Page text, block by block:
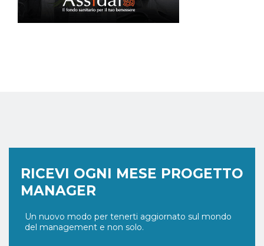
RICEVI OGNI MESE PROGETTO
MANAGER
Un nuovo modo per tenerti aggiornato sul mondo
del management e non solo.